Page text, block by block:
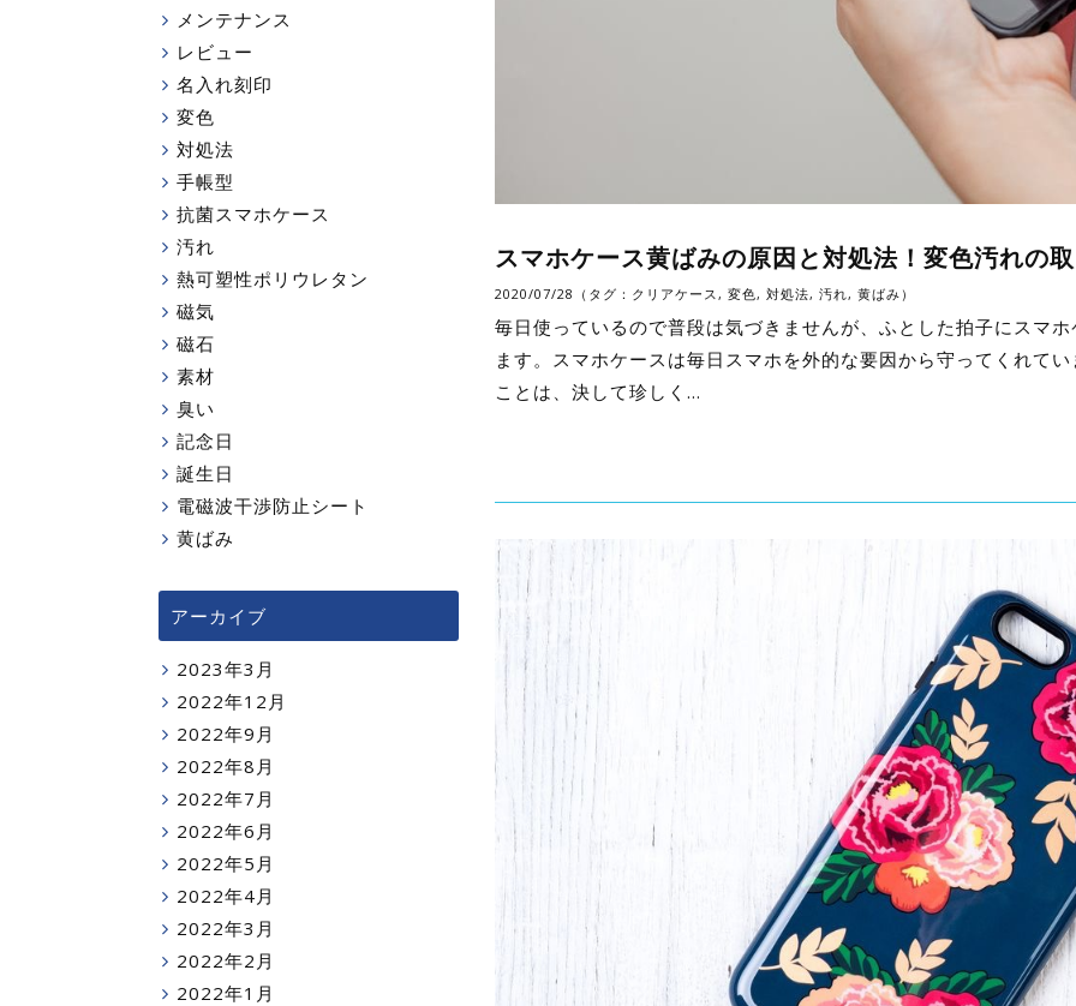
スマホケース黄ばみの原因と対処法！変色汚れの
2020/07/28（タグ： クリアケース, 変色, 対処法, 汚れ, 黄ばみ ）
毎日使っているので普段は気づきませんが、ふとした拍子にスマ
ます。スマホケースは毎日スマホを外的な要因から守ってくれて
ことは、決して珍しく…
メンテナンス
レビュー
名入れ刻印
変色
対処法
手帳型
抗菌スマホケース
汚れ
熱可塑性ポリウレタン
磁気
磁石
素材
臭い
記念日
誕生日
電磁波干渉防止シート
黄ばみ
アーカイブ
2023年3月
2022年12月
2022年9月
2022年8月
2022年7月
2022年6月
2022年5月
2022年4月
2022年3月
2022年2月
2022年1月